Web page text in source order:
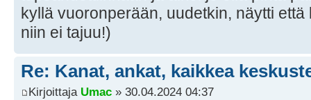
kyllä vuoronperään, uudetkin, näytti
niin ei tajuu!)
Re: Kanat, ankat, kaikkea
Kirjoittaja Umac » 30.04.2024 04:37